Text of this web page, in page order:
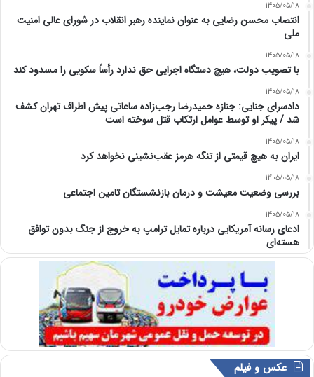
1405/05/18
انتصاب محسن رضایی به عنوان نماینده رهبر انقلاب در شورای عالی امنیت
ملی
1405/05/18
با تصویب دولت، هیچ دستگاه اجرایی حق ندارد رأساً سکویی را مسدود کند
1405/05/18
دادسرای جنایی: جنازه حمیدرضا رجب‌زاده ساعاتی پیش اطراف تهران کشف
شد / پیکر او توسط عوامل‌ ارتکاب قتل سوخته است
1405/05/18
ایران به هیچ قیمتی از تنگه هرمز عقب‌نشینی نخواهد کرد
1405/05/18
بررسی وضعیت معیشت و درمان بازنشستگان تامین اجتماعی
1405/05/18
ادعای رسانه آمریکایی درباره تمایل ترامپ به خروج از جنگ بدون توافق
هسته‌ای
عکس و فیلم